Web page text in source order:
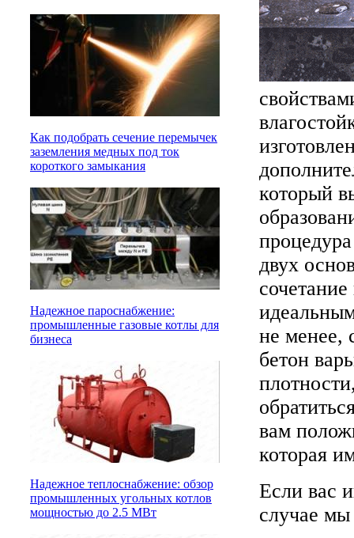
Как подобрать сечение перемычек
заземления медных под ток
короткого замыкания
Надежное пароснабжение:
промышленные газовые котлы для
бизнеса
Надежное теплоснабжение: обзор
промышленных угольных котлов
мощностью до 2.5 МВт
который
двух
не менее,
бетон
вам
которая
Если вас
случае